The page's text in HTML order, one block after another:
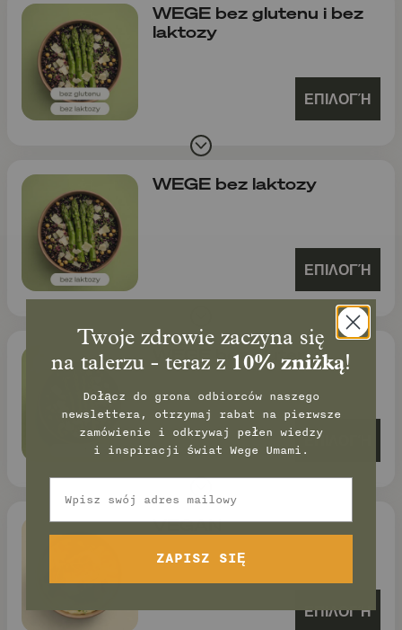
WEGE bez glutenu i bez
laktozy
ΕΠΙΛΟΓΉ
WEGE bez laktozy
ΕΠΙΛΟΓΉ
WEGE bez glutenu
ΕΠΙΛΟΓΉ
VEGAN
ΕΠΙΛΟΓΉ
Twoje zdrowie zaczyna się
na talerzu - teraz z 10% zniżką!
Dołącz do grona odbiorców naszego
newslettera, otrzymaj rabat na pierwsze
zamówienie i odkrywaj pełen wiedzy
i inspiracji świat Wege Umami.
ZAPISZ SIĘ